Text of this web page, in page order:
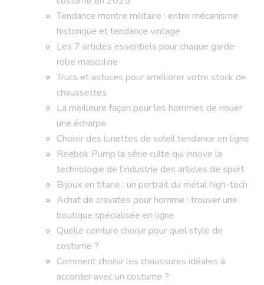
Tendance montre militaire : entre mécanisme
historique et tendance vintage
Les 7 articles essentiels pour chaque garde-
robe masculine
Trucs et astuces pour améliorer votre stock de
chaussettes
La meilleure façon pour les hommes de nouer
une écharpe
Choisir des lunettes de soleil tendance en ligne
Reebok Pump la série culte qui innove la
technologie de l’industrie des articles de sport
Bijoux en titane : un portrait du métal high-tech
Achat de cravates pour homme : trouver une
boutique spécialisée en ligne
Quelle ceinture choisir pour quel style de
costume ?
Comment choisir les chaussures idéales à
accorder avec un costume ?